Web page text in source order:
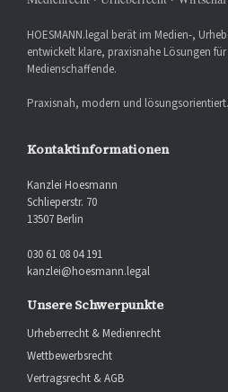
HOESMANN.legal berät im Medien-,
entwickelt klare, praxisnahe Lösungen
Medienschaffende.
Praxisnah, modern und lösungsorientiert.
Kontaktinformationen
Kanzlei Hoesmann
Schlieperstr. 70
13507 Berlin
030 61 08 04 191
kanzlei@hoesmann.legal
Unsere Schwerpunkte
Urheberrecht & Medienrecht
Wettbewerbsrecht
Vertragsrecht & AGB